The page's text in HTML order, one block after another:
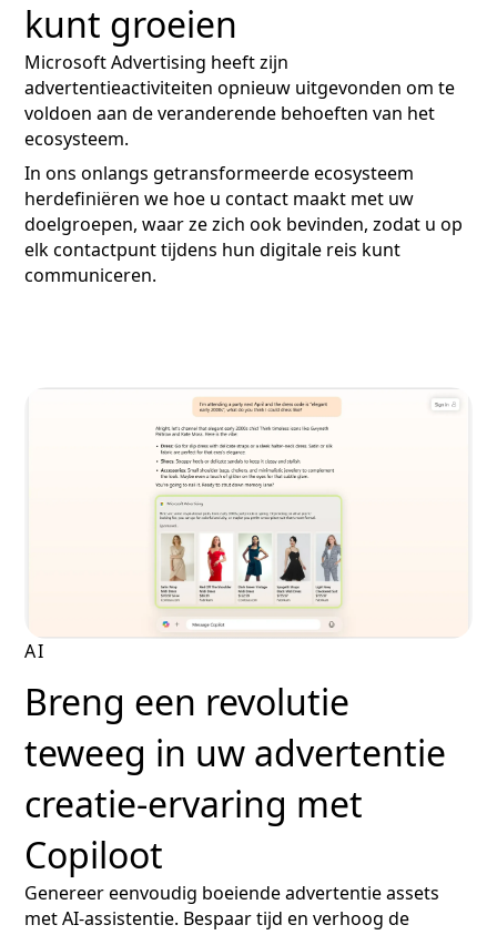
kunt groeien
Microsoft Advertising heeft zijn
advertentieactiviteiten opnieuw uitgevonden om te
voldoen aan de veranderende behoeften van het
ecosysteem.
In ons onlangs getransformeerde ecosysteem
herdefiniëren we hoe u contact maakt met uw
doelgroepen, waar ze zich ook bevinden, zodat u op
elk contactpunt tijdens hun digitale reis kunt
communiceren.
AI
Breng een revolutie
teweeg in uw advertentie
creatie-ervaring met
Copiloot
Genereer eenvoudig boeiende advertentie assets
met AI-assistentie. Bespaar tijd en verhoog de